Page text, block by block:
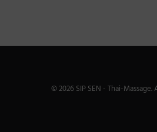
© 2026 SIP SEN - Thai-